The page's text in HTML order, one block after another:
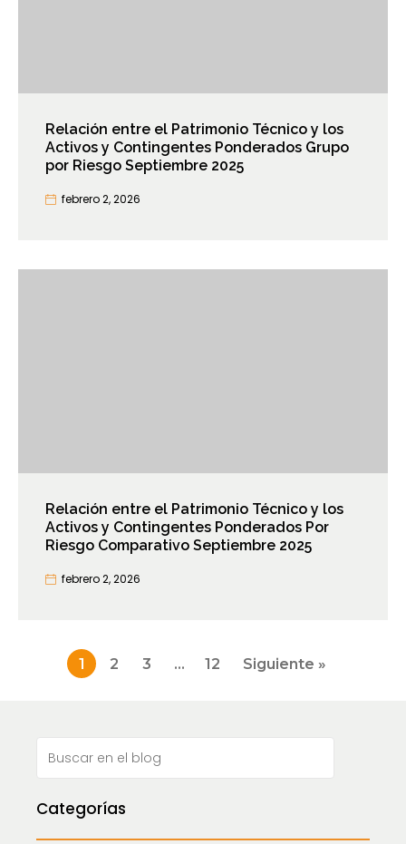
Categorías
Relación entre el Patrimonio Técnico y los
Activos y Contingentes Ponderados Grupo
por Riesgo Septiembre 2025
febrero 2, 2026
Relación entre el Patrimonio Técnico y los
Activos y Contingentes Ponderados Por
Riesgo Comparativo Septiembre 2025
febrero 2, 2026
Paginación
de
1 2 3 … 12 Siguiente »